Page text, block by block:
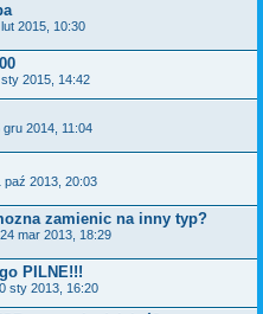
2015, 10:30
2015, 14:42
gru 2014, 11:04
paź 2013, 20:03
zamienic na inny typ?
mar 2013, 18:29
PILNE!!!
sty 2013, 16:20